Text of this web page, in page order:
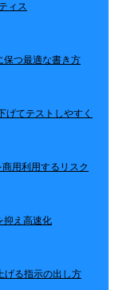
ィス
保つ最適な書き方
げてテストしやすく
用利用するリスク
抑え高速化
げる指示の出し方